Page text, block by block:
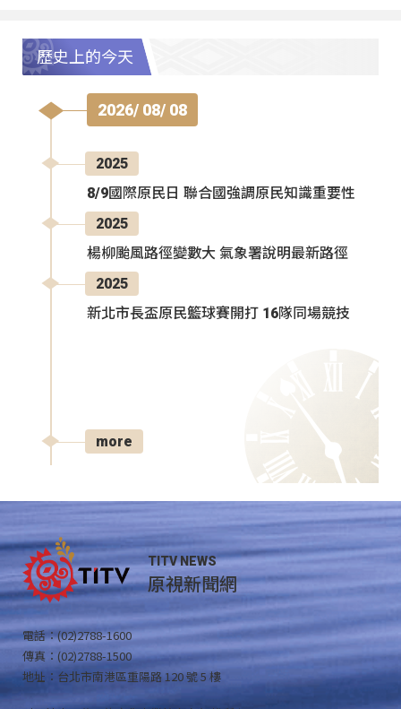
歷史上的今天
2026/ 08/ 08
2025
8/9國際原民日 聯合國強調原民知識重要性
2025
楊柳颱風路徑變數大 氣象署說明最新路徑
2025
新北市長盃原民籃球賽開打 16隊同場競技
more
TITV NEWS
原視新聞網
電話：(02)2788-1600
傳真：(02)2788-1500
地址：台北市南港區重陽路 120 號 5 樓